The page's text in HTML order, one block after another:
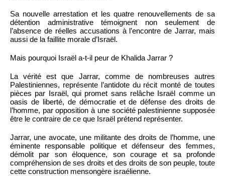
Sa nouvelle arrestation et les quatre renouvellements de sa
détention administrative témoignent non seulement de
l’absence de réelles accusations à l’encontre de Jarrar, mais
aussi de la faillite morale d’Israël.
Mais pourquoi Israël a-t-il peur de Khalida Jarrar ?
La vérité est que Jarrar, comme de nombreuses autres
Palestiniennes, représente l’antidote du récit monté de toutes
pièces par Israël, qui promet sans relâche Israël comme un
oasis de liberté, de démocratie et de défense des droits de
l’homme, par opposition à une société palestinienne supposée
être le contraire de ce que Israël prétend représenter.
Jarrar, une avocate, une militante des droits de l’homme, une
éminente responsable politique et défenseur des femmes,
démolit par son éloquence, son courage et sa profonde
compréhension de ses droits et des droits de son peuple, toute
cette construction mensongère israélienne.